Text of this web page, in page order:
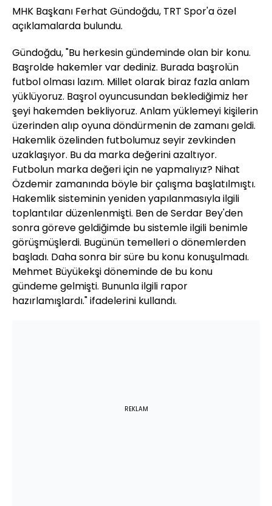
MHK Başkanı Ferhat Gündoğdu, TRT Spor'a özel
açıklamalarda bulundu.
Gündoğdu, "Bu herkesin gündeminde olan bir konu.
Başrolde hakemler var dediniz. Burada başrolün
futbol olması lazım. Millet olarak biraz fazla anlam
yüklüyoruz. Başrol oyuncusundan beklediğimiz her
şeyi hakemden bekliyoruz. Anlam yüklemeyi kişilerin
üzerinden alıp oyuna döndürmenin de zamanı geldi.
Hakemlik özelinden futbolumuz seyir zevkinden
uzaklaşıyor. Bu da marka değerini azaltıyor.
Futbolun marka değeri için ne yapmalıyız? Nihat
Özdemir zamanında böyle bir çalışma başlatılmıştı.
Hakemlik sisteminin yeniden yapılanmasıyla ilgili
toplantılar düzenlenmişti. Ben de Serdar Bey'den
sonra göreve geldiğimde bu sistemle ilgili benimle
görüşmüşlerdi. Bugünün temelleri o dönemlerden
başladı. Daha sonra bir süre bu konu konuşulmadı.
Mehmet Büyükekşi döneminde de bu konu
gündeme gelmişti. Bununla ilgili rapor
hazırlamışlardı." ifadelerini kullandı.
REKLAM